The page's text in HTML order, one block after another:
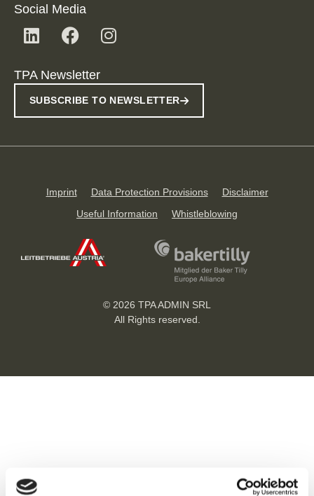
Social Media
TPA Newsletter
SUBSCRIBE TO NEWSLETTER
Imprint Data Protection Provisions
Disclaimer
Useful Information
Whistleblowing
© 2026 TPA ADMIN SRL
All Rights reserved.